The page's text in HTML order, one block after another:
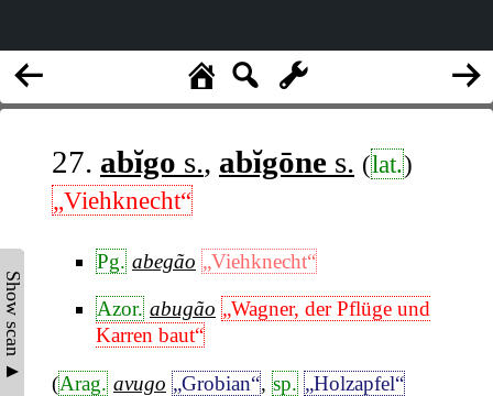
Show scan ▲
27. abĭgo s., abĭgōne s. (lat.)
„Viehknecht“
Pg. abegão „Viehknecht“
Azor. abugão „Wagner, der Pflüge und
Karren baut“
(Arag. avugo „Grobian“, sp. „Holzapfel“